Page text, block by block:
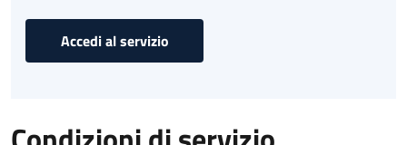
Accedi al servizio